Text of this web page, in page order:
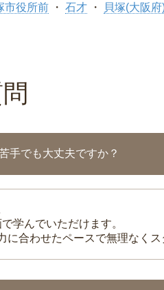
市役所前 石才 貝塚(大阪府
手でも大丈夫ですか？
学んでいただけます。
合わせたペースで無理なくス